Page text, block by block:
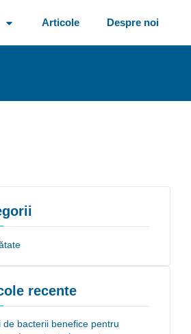
Articole Despre noi
recente
de bacterii benefice pentru